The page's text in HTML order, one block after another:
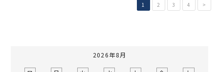
1 2 3 4 >
2026年8月